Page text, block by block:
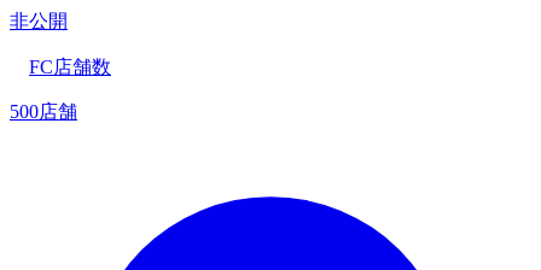
非公開
FC店舗数
500店舗